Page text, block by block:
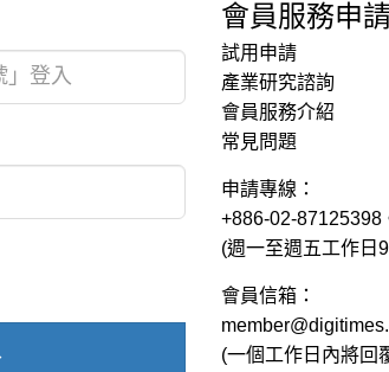
會員服務申
試用申請
產業研究諮詢
會員服務介紹
常見問題
申請專線：
+886-02-87125398
(週一至週五工作日
會員信箱：
(一個工作日內將回